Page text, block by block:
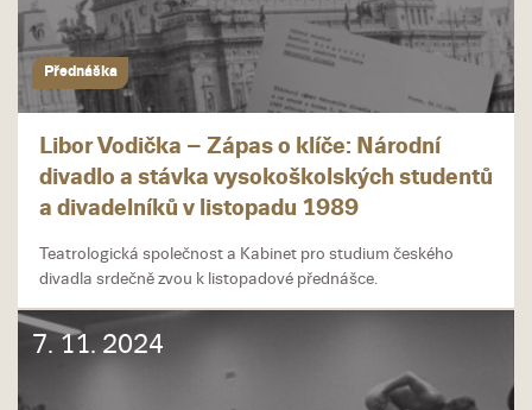
Přednáška
Libor Vodička –⁠⁠⁠⁠⁠⁠ Zápas o klíče: Národní
divadlo a stávka vysokoškolských studentů
a divadelníků v listopadu 1989
Teatrologická společnost a Kabinet pro studium českého
divadla srdečně zvou k listopadové přednášce.
7. 11. 2024